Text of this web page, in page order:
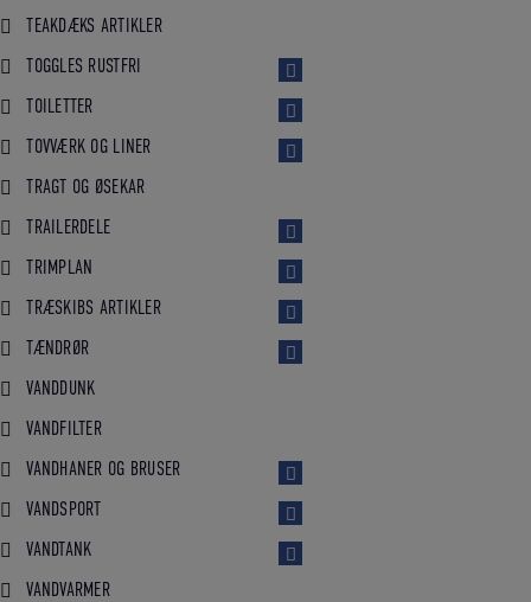
TEAKDÆKS ARTIKLER
TOGGLES RUSTFRI
TOILETTER
TOVVÆRK OG LINER
TRAGT OG ØSEKAR
TRAILERDELE
TRIMPLAN
TRÆSKIBS ARTIKLER
TÆNDRØR
VANDDUNK
VANDFILTER
VANDHANER OG BRUSER
VANDSPORT
VANDTANK
VANDVARMER